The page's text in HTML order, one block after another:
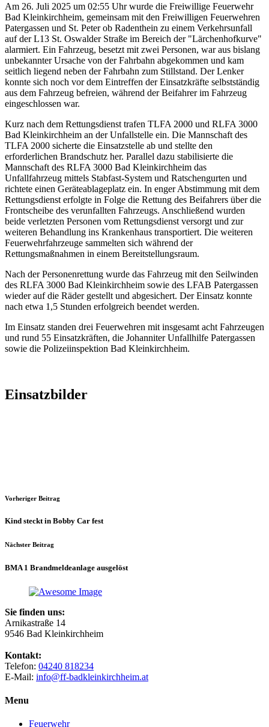
Am 26. Juli 2025 um 02:55 Uhr wurde die Freiwillige Feuerwehr
Bad Kleinkirchheim, gemeinsam mit den Freiwilligen Feuerwehren
Patergassen und St. Peter ob Radenthein zu einem Verkehrsunfall
auf der L13 St. Oswalder Straße im Bereich der "Lärchenhofkurve"
alarmiert. Ein Fahrzeug, besetzt mit zwei Personen, war aus bislang
unbekannter Ursache von der Fahrbahn abgekommen und kam
seitlich liegend neben der Fahrbahn zum Stillstand. Der Lenker
konnte sich noch vor dem Eintreffen der Einsatzkräfte selbstständig
aus dem Fahrzeug befreien, während der Beifahrer im Fahrzeug
eingeschlossen war.
Kurz nach dem Rettungsdienst trafen TLFA 2000 und RLFA 3000
Bad Kleinkirchheim an der Unfallstelle ein. Die Mannschaft des
TLFA 2000 sicherte die Einsatzstelle ab und stellte den
erforderlichen Brandschutz her. Parallel dazu stabilisierte die
Mannschaft des RLFA 3000 Bad Kleinkirchheim das
Unfallfahrzeug mittels Stabfast-System und Ratschengurten und
richtete einen Geräteablageplatz ein. In enger Abstimmung mit dem
Rettungsdienst erfolgte in Folge die Rettung des Beifahrers über die
Frontscheibe des verunfallten Fahrzeugs. Anschließend wurden
beide verletzten Personen vom Rettungsdienst versorgt und zur
weiteren Behandlung ins Krankenhaus transportiert. Die weiteren
Feuerwehrfahrzeuge sammelten sich während der
Rettungsmaßnahmen in einem Bereitstellungsraum.
Nach der Personenrettung wurde das Fahrzeug mit den Seilwinden
des RLFA 3000 Bad Kleinkirchheim sowie des LFAB Patergassen
wieder auf die Räder gestellt und abgesichert. Der Einsatz konnte
nach etwa 1,5 Stunden erfolgreich beendet werden.
Im Einsatz standen drei Feuerwehren mit insgesamt acht Fahrzeugen
und rund 55 Einsatzkräften, die Johanniter Unfallhilfe Patergassen
sowie die Polizeiinspektion Bad Kleinkirchheim.
Einsatzbilder
Vorheriger Beitrag
Kind steckt in Bobby Car fest
Nächster Beitrag
BMA 1 Brandmeldeanlage ausgelöst
Sie finden uns:
Arnikastraße 14
9546 Bad Kleinkirchheim
Kontakt:
Telefon: 04240 818234
E-Mail: info@ff-badkleinkirchheim.at
Menu
Feuerwehr